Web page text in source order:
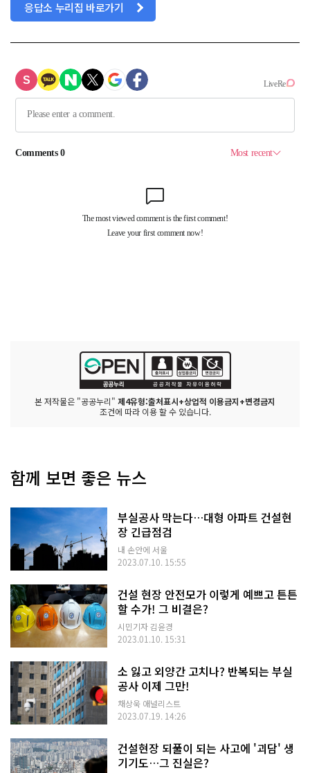
응답소 누리집 바로가기
본 저작물은 "공공누리" 제4유형:출처표시+상업적 이용금지+변경금지
조건에 따라 이용 할 수 있습니다.
함께 보면 좋은 뉴스
부실공사 막는다…대형 아파트 건설현
장 긴급점검
내 손안에 서울
2023.07.10. 15:55
건설 현장 안전모가 이렇게 예쁘고 튼튼
할 수가! 그 비결은?
시민기자 김윤경
2023.01.10. 15:31
소 잃고 외양간 고치나? 반복되는 부실
공사 이제 그만!
채상욱 애널리스트
2023.07.19. 14:26
건설현장 되풀이 되는 사고에 '괴담' 생
기기도…그 진실은?